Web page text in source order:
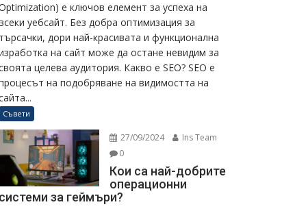
е ключов елемент за успеха на
уебсайт. Без добра оптимизация за
търсачки, дори най-красивата и функционална
на сайт може да остане невидим за
целева аудитория. Какво е SEO? SEO е
на подобряване на видимостта на
Съвети
27/09/2024
Ins Team
0
Кои са най-добрите
операционни
системи за геймъри?